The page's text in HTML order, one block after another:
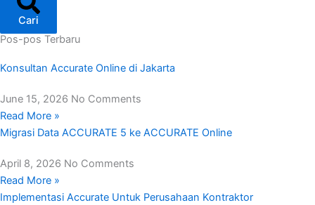
Cari
Pos-pos Terbaru
Konsultan Accurate Online di Jakarta
June 15, 2026 No Comments
Read More »
Migrasi Data ACCURATE 5 ke ACCURATE Online
April 8, 2026 No Comments
Read More »
Implementasi Accurate Untuk Perusahaan Kontraktor